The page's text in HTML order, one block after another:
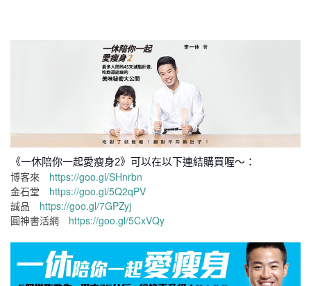
《一休陪你一起愛瘦身2》可以在以下連結購買喔～：
博客來 https://goo.gl/SHnrbn
金石堂 https://goo.gl/5Q2qPV
誠品 https://goo.gl/7GPZyj
圓神書活網 https://goo.gl/5CxVQy